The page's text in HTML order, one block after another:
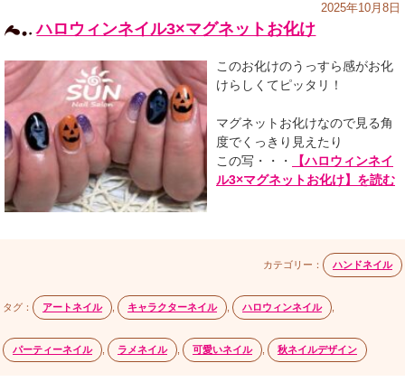
2025年10月8日
ハロウィンネイル3×マグネットお化け
このお化けのうっすら感がお化
けらしくてピッタリ！
マグネットお化けなので見る角
度でくっきり見えたり
この写・・・
【ハロウィンネイ
ル3×マグネットお化け】を読む
カテゴリー： ハンドネイル
タグ： アートネイル キャラクターネイル ハロウィンネイル
パーティーネイル ラメネイル 可愛いネイル 秋ネイルデザイン